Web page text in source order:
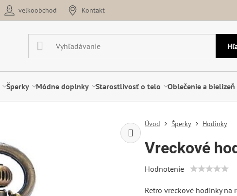
veľkoobchod Kontakt
Šperky Módne doplnky Starostlivosť o telo Oblečenie a bielizeň
Úvod Šperky Hodinky
Vreckové
Hodnotenie
Retro vreckové hodinky na